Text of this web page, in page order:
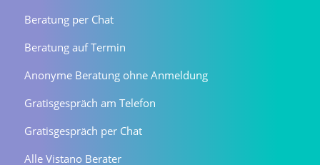
Beratung per Chat
Beratung auf Termin
Anonyme Beratung ohne Anmeldung
Gratisgespräch am Telefon
Gratisgespräch per Chat
Alle Vistano Berater